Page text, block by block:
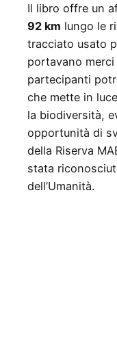
Il libro offre un
92 km lungo le
tracciato usato
portavano
partecipanti
che mette in
la biodiversità,
opportunità di
della Riserva
stata
dell’Umanità.